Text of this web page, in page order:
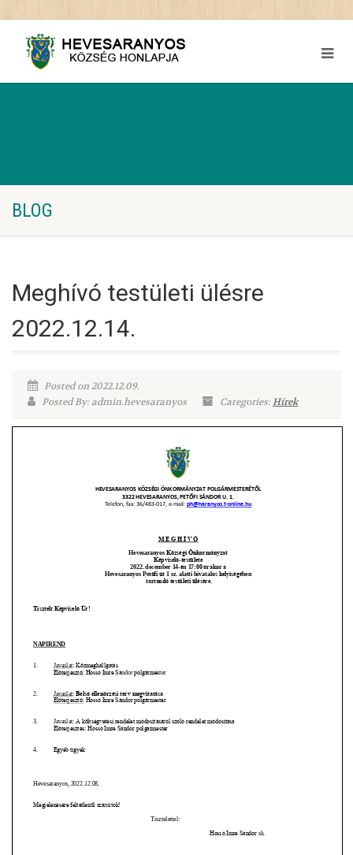
BLOG
Meghívó testületi ülésre
2022.12.14.
Posted on 2022.12.09.
Posted By: admin.hevesaranyos
Categories:Hírek